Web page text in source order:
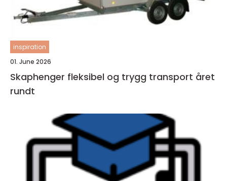
inspiration
01. June 2026
Skaphenger fleksibel og trygg transport året
rundt